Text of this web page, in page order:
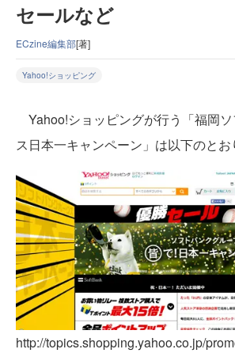
セールなど
ECzine編集部[著]
Yahoo!ショッピング
Yahoo!ショッピングが行う「福岡
ス日本一キャンペーン」は以下のとお
http://topics.shopping.yahoo.co.jp/